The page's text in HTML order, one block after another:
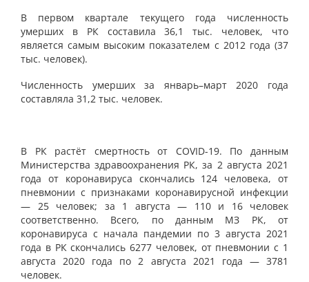
В первом квартале текущего года численность
умерших в РК составила 36,1 тыс. человек, что
является самым высоким показателем с 2012 года (37
тыс. человек).
Численность умерших за январь–март 2020 года
составляла 31,2 тыс. человек.
В РК растёт смертность от COVID-19. По данным
Министерства здравоохранения РК, за 2 августа 2021
года от коронавируса скончались 124 человека, от
пневмонии с признаками коронавирусной инфекции
— 25 человек; за 1 августа — 110 и 16 человек
соответственно. Всего, по данным МЗ РК, от
коронавируса с начала пандемии по 3 августа 2021
года в РК скончались 6277 человек, от пневмонии с 1
августа 2020 года по 2 августа 2021 года — 3781
человек.